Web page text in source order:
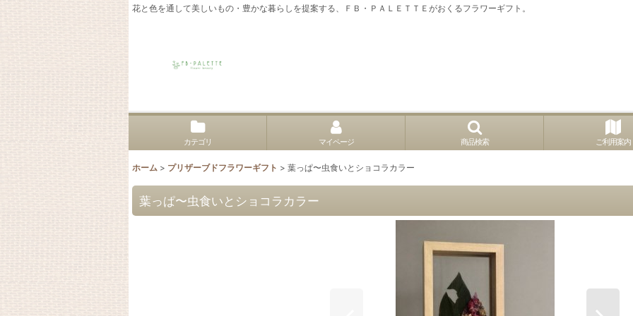
花と色を通して美しいもの・豊かな暮らしを提案する、ＦＢ・ＰＡＬＥＴＴＥがおくるフラワーギフト。
カテゴリ マイページ 商品検索 ご利用案内
ホーム > プリザーブドフラワーギフト > 葉っぱ〜虫食いとショコラカラー
葉っぱ〜虫食いとショコラカラー